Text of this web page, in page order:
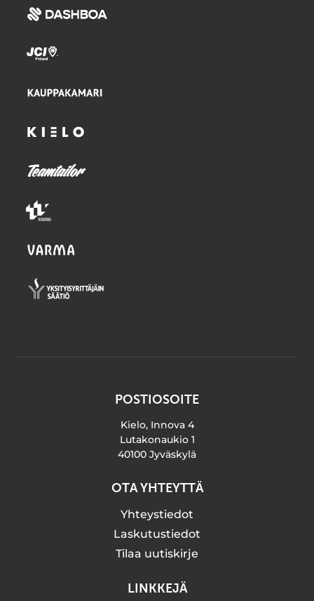
POSTIOSOITE
Kielo, Innova 4
Lutakonaukio 1
40100 Jyväskylä
OTA YHTEYTTÄ
Yhteystiedot
Laskutustiedot
Tilaa uutiskirje
LINKKEJÄ